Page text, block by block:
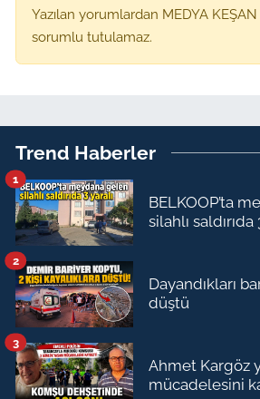
Yazılan yorumlardan MEDYA
sorumlu tutulamaz.
Trend Haberler
BELKOOP’ta
silahlı saldırıda
1
Dayandıkları
düştü
2
Ahmet Kargöz
mücadelesini
3